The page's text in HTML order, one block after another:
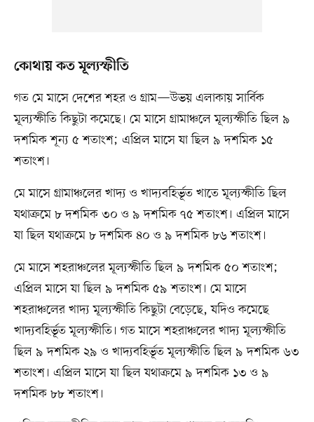
কোথায় কত মূল্যস্ফীতি
গত মে মাসে দেশের শহর ও গ্রাম—উভয় এলাকায় সার্বিক
মূল্যস্ফীতি কিছুটা কমেছে। মে মাসে গ্রামাঞ্চলে মূল্যস্ফীতি ছিল ৯
দশমিক শূন্য ৫ শতাংশ; এপ্রিল মাসে যা ছিল ৯ দশমিক ১৫
শতাংশ।
মে মাসে গ্রামাঞ্চলের খাদ্য ও খাদ্যবহির্ভূত খাতে মূল্যস্ফীতি ছিল
যথাক্রমে ৮ দশমিক ৩০ ও ৯ দশমিক ৭৫ শতাংশ। এপ্রিল মাসে
যা ছিল যথাক্রমে ৮ দশমিক ৪০ ও ৯ দশমিক ৮৬ শতাংশ।
মে মাসে শহরাঞ্চলের মূল্যস্ফীতি ছিল ৯ দশমিক ৫০ শতাংশ;
এপ্রিল মাসে যা ছিল ৯ দশমিক ৫৯ শতাংশ। মে মাসে
শহরাঞ্চলের খাদ্য মূল্যস্ফীতি কিছুটা বেড়েছে, যদিও কমেছে
খাদ্যবহির্ভূত মূল্যস্ফীতি। গত মাসে শহরাঞ্চলের খাদ্য মূল্যস্ফীতি
ছিল ৯ দশমিক ২৯ ও খাদ্যবহির্ভূত মূল্যস্ফীতি ছিল ৯ দশমিক ৬৩
শতাংশ। এপ্রিল মাসে যা ছিল যথাক্রমে ৯ দশমিক ১৩ ও ৯
দশমিক ৮৮ শতাংশ।